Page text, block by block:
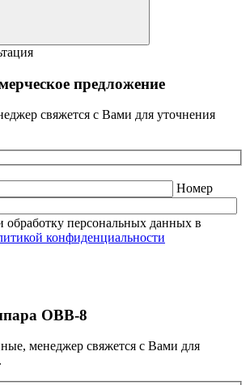
предложение
свяжется с Вами для уточнения
Номер
обработку персональных данных в
конфиденциальности
ОВВ-8
менеджер свяжется с Вами для